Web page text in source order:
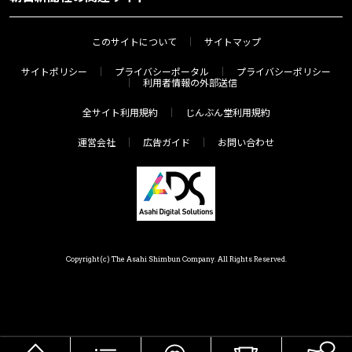
このサイトについて サイトマップ
サイトポリシー プライバシーポータル
プライバシーポリシー
利用者情報の外部送信
全サイト利用規約 じんぶん堂利用規約
運営会社 広告ガイド お問い合わせ
Copyright(c) The Asahi Shimbun Company. All Rights Reserved.